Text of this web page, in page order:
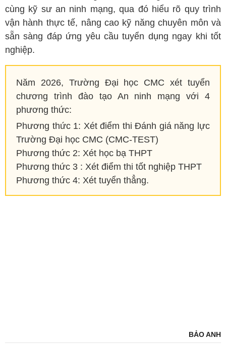
cùng kỹ sư an ninh mạng, qua đó hiểu rõ quy trình
vận hành thực tế, nâng cao kỹ năng chuyên môn và
sẵn sàng đáp ứng yêu cầu tuyển dụng ngay khi tốt
nghiệp.
Năm 2026, Trường Đại học CMC xét tuyển
chương trình đào tạo An ninh mạng với 4
phương thức:
Phương thức 1: Xét điểm thi Đánh giá năng lực
Trường Đại học CMC (CMC-TEST)
Phương thức 2: Xét học bạ THPT
Phương thức 3 : Xét điểm thi tốt nghiệp THPT
Phương thức 4: Xét tuyển thẳng.
BẢO ANH